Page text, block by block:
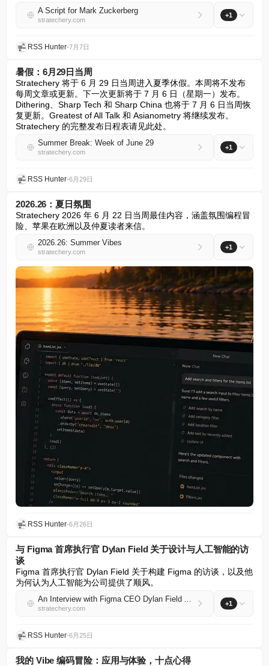
A Script for Mark Zuckerberg
stratechery.com
+1
RSS Hunter•7月7日
暑假：6月29日当周
Stratechery 将于 6 月 29 日当周进入夏季休假。本周将不发布
每周文章或更新。下一次更新将于 7 月 6 日（星期一）发布。
Dithering、Sharp Tech 和 Sharp China 也将于 7 月 6 日当周恢
复更新。Greatest of All Talk 和 Asianometry 将继续发布。
Stratechery 的完整发布日程表请见此处。
Summer Break: Week of June 29
stratechery.com
+1
RSS Hunter•6月29日
2026.26：夏日氛围
Stratechery 2026 年 6 月 22 日当周最佳内容，涵盖氛围编程冒
险、苹果在欧洲以及仲夏读者来信。
2026.26: Summer Vibes
stratechery.com
+1
RSS Hunter•6月26日
与 Figma 首席执行官 Dylan Field 关于设计与人工智能的访
谈
Figma 首席执行官 Dylan Field 关于构建 Figma 的访谈，以及他
为何认为人工智能为公司提供了顺风。
An Interview with Figma CEO Dylan Field About Design and AI
stratechery.com
+1
RSS Hunter•6月25日
我的 Vibe 编码冒险：应用与体验，十点心得